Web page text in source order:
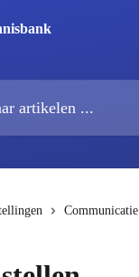
Communicatie